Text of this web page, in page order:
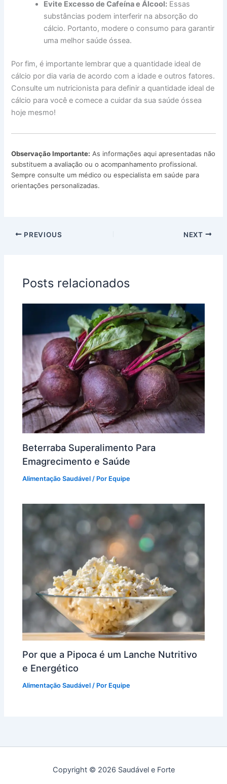
Evite Excesso de Cafeína e Álcool: Essas
substâncias podem interferir na absorção do
cálcio. Portanto, modere o consumo para garantir
uma melhor saúde óssea.
Por fim, é importante lembrar que a quantidade ideal de
cálcio por dia varia de acordo com a idade e outros fatores.
Consulte um nutricionista para definir a quantidade ideal de
cálcio para você e comece a cuidar da sua saúde óssea
hoje mesmo!
Observação Importante: As informações aqui apresentadas não
substituem a avaliação ou o acompanhamento profissional.
Sempre consulte um médico ou especialista em saúde para
orientações personalizadas.
PREVIOUS NEXT
Posts relacionados
Beterraba Superalimento Para
Emagrecimento e Saúde
Alimentação Saudável / Por Equipe
Por que a Pipoca é um Lanche Nutritivo
e Energético
Alimentação Saudável / Por Equipe
Copyright © 2026 Saudável e Forte